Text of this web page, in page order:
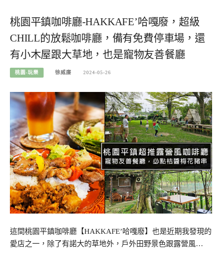
桃園平鎮咖啡廳-HAKKAFE’哈嘎廢，超級
CHILL的放鬆咖啡廳，備有免費停車場，還
有小木屋跟大草地，也是寵物友善餐廳
桃園-玩樂 徐威廉 2024-05-26
這間桃園平鎮咖啡廳【HAKKAFE’哈嘎廢】也是近期我發現的
愛店之一，除了有諾大的草地外，戶外田野景色跟露營風…